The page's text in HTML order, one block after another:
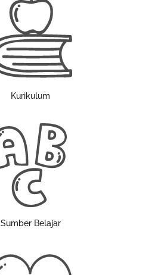
Kurikulum
Sumber Belajar